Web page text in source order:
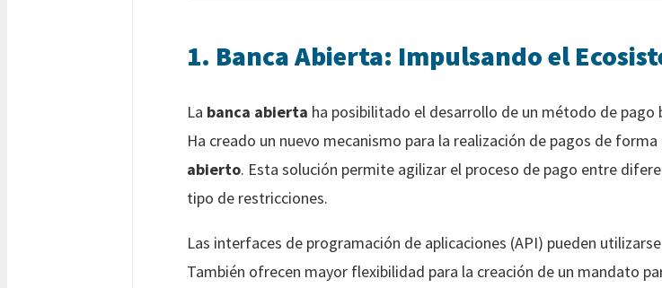
1. Banca Abierta: Impulsando el
La banca abierta ha posibilitado el desarrollo de un método de pago
Ha creado un nuevo mecanismo para la realización de pagos de
abierto. Esta solución permite agilizar el proceso de pago entre
tipo de restricciones.
Las interfaces de programación de aplicaciones (API) pueden
También ofrecen mayor flexibilidad para la creación de un mandato